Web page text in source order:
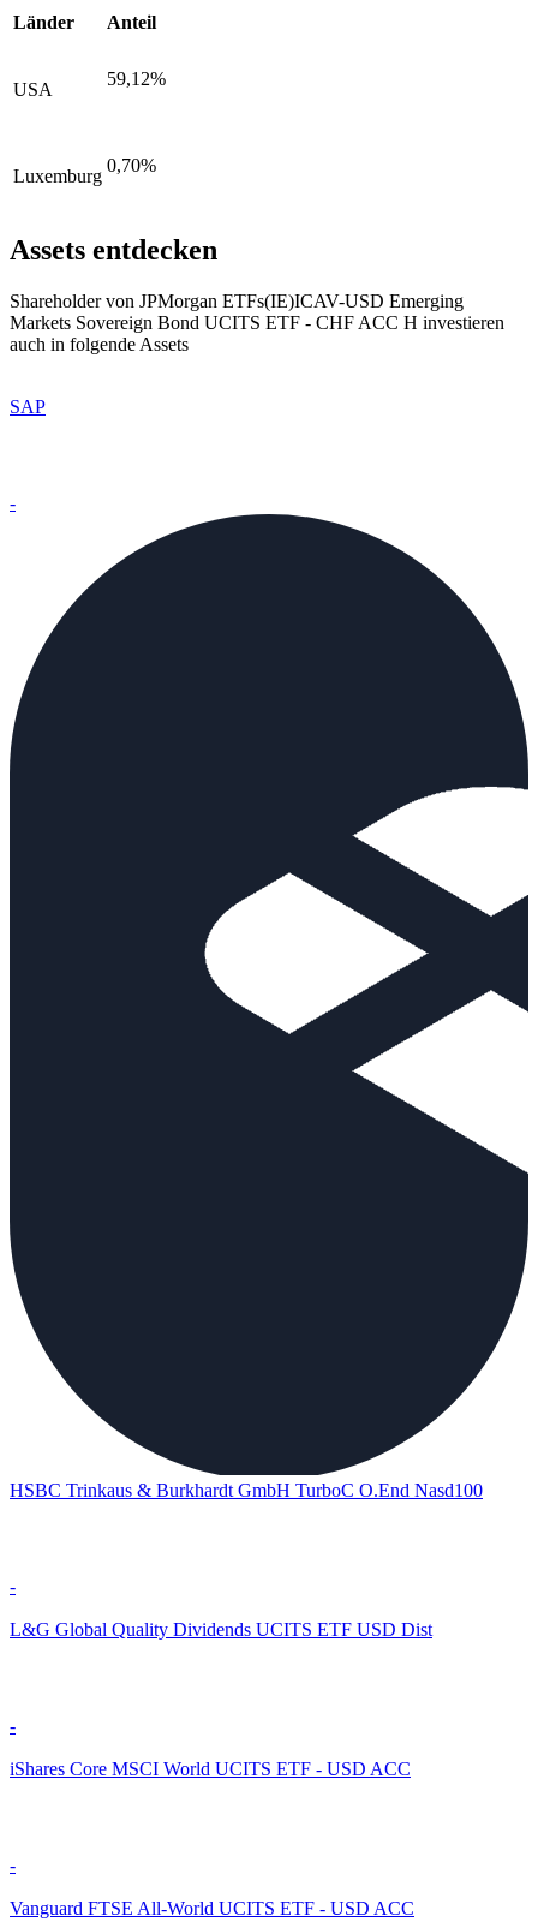
Länder Anteil
USA
59,12%
Luxemburg
0,70%
Assets entdecken
Shareholder von JPMorgan ETFs(IE)ICAV-USD Emerging
Markets Sovereign Bond UCITS ETF - CHF ACC H investieren
auch in folgende Assets
SAP
-
HSBC Trinkaus & Burkhardt GmbH TurboC O.End Nasd100
-
L&G Global Quality Dividends UCITS ETF USD Dist
-
iShares Core MSCI World UCITS ETF - USD ACC
-
Vanguard FTSE All-World UCITS ETF - USD ACC